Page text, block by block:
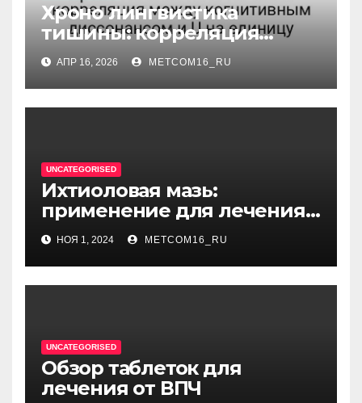
Хроно лингвистика
тишины: корреляция
между когнитивным
диссонансом и U на
единицу
АПР 16, 2026 METCOM16_RU
UNCATEGORISED
Ихтиоловая мазь:
применение для лечения
фурункулов
НОЯ 1, 2024 METCOM16_RU
UNCATEGORISED
Обзор таблеток для
лечения от ВПЧ